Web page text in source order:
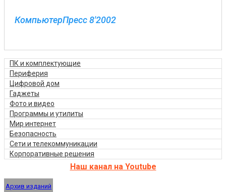
КомпьютерПресс 8'2002
ПК и комплектующие
Периферия
Цифровой дом
Гаджеты
Фото и видео
Программы и утилиты
Мир интернет
Безопасность
Сети и телекоммуникации
Корпоративные решения
Наш канал на Youtube
Архив изданий